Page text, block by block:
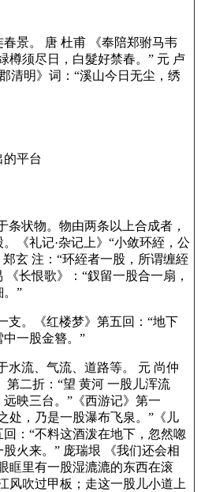
景。 唐 杜甫 《奉陪郑驸马韦
樽须尽日，白髮好禁春。” 元 卢
清明》词：“溪山今日无尘，绣
的平台
条状物。物由两条以上合成者，
《礼记·杂记上》“小敛环絰，公
郑玄 注：“环絰者一股，所谓缠絰
《长恨歌》：“釵留一股合一扇，
。”
支。《红楼梦》第五回：“地下
中一股金簪。”
水流、气流、道路等。 元 尚仲
第二折：“望 黄河 一股儿浑流
映三台。”《西游记》第一
处，乃是一股瀑布飞泉。”《儿
：“不料这酒泼在地下，忽然唿
火来。” 庞瑞垠 《我们还会相
眶里有一股湿漉漉的东西在滚
风吹过甲板；走这一股儿小道上